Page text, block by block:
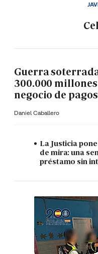
Guerra
300.000
negocio de pagos
Daniel Caballero
La Justicia
de mira: una
préstamo sin